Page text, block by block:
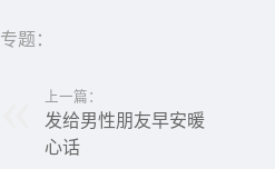
8、我是蓝色星球，你是黄赤交
9、珍惜身边关心你的人，不要
10、生活的精彩在于它没有安
专题：
上一篇：
发给男性朋友早安暖
心话